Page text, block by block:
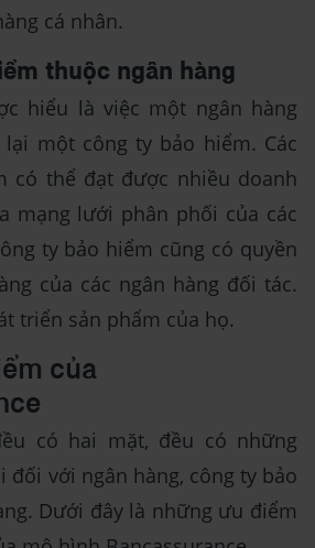
cá nhân.
thuộc ngân hàng
hiểu là việc một ngân hàng
một công ty bảo hiểm. Các
có thể đạt được nhiều doanh
mạng lưới phân phối của các
ty bảo hiểm cũng có quyền
của các ngân hàng đối tác.
triển sản phẩm của họ.
của
có hai mặt, đều có những
đối với ngân hàng, công ty bảo
Dưới đây là những ưu điểm